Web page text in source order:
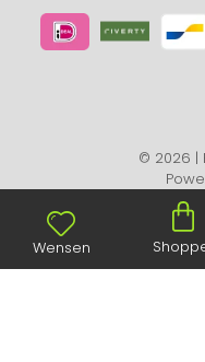
© 2026 |
Wensen